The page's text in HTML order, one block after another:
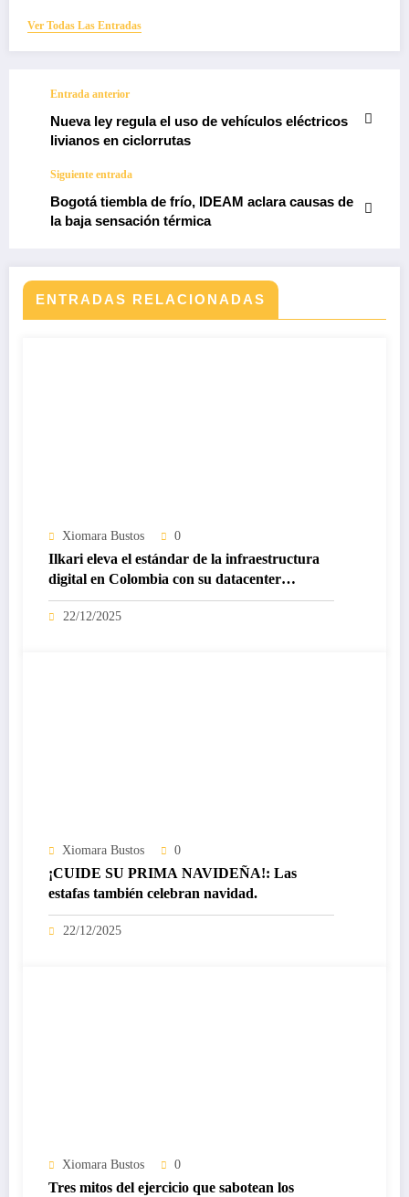
Ver Todas Las Entradas
Entrada anterior
Nueva ley regula el uso de vehículos eléctricos
livianos en ciclorrutas
Siguiente entrada
Bogotá tiembla de frío, IDEAM aclara causas de
la baja sensación térmica
ENTRADAS RELACIONADAS
Xiomara Bustos 0
Ilkari eleva el estándar de la infraestructura
digital en Colombia con su datacenter
certificado Nivel IV de ICREA
22/12/2025
Xiomara Bustos 0
¡CUIDE SU PRIMA NAVIDEÑA!: Las
estafas también celebran navidad.
22/12/2025
Xiomara Bustos 0
Tres mitos del ejercicio que sabotean los